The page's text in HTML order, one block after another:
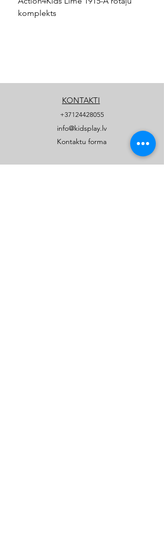
komplekts
KONTAKTI
+37124428055
info@kidsplay.lv
Kontaktu forma